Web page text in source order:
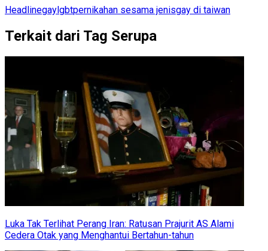
Headlinegaylgbtpernikahan sesama jenisgay di taiwan
Terkait dari Tag Serupa
Luka Tak Terlihat Perang Iran: Ratusan Prajurit AS Alami
Cedera Otak yang Menghantui Bertahun-tahun